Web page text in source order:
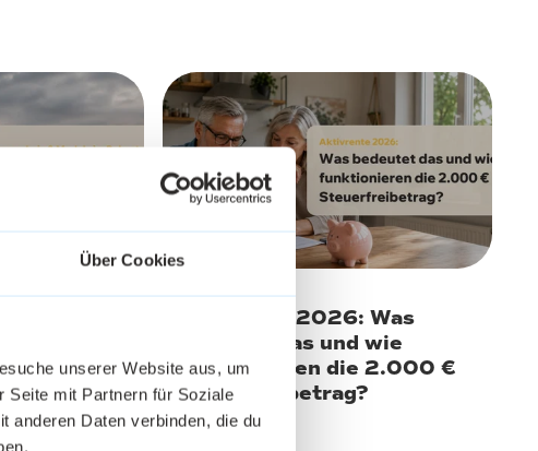
Über Cookies
unserer Website aus, um
Seite mit Partnern für Soziale
anderen Daten verbinden, die du
8. Juni 2026
Aktivrente 2026: Was
bedeutet das und wie
funktionieren die 2.000 €
Steuerfreibetrag?